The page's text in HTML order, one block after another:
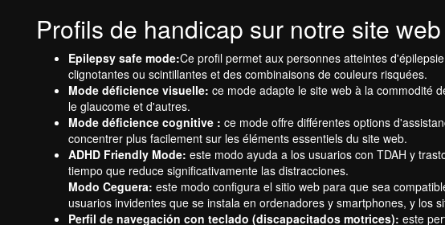
Profils de handicap sur notre site web
Epilepsy safe mode:Ce profil permet aux personnes atteintes
clignotantes ou scintillantes et des combinaisons de couleurs risquées.
Mode déficience visuelle: ce mode adapte le site web à la commodité
le glaucome et d'autres.
Mode déficience cognitive : ce mode offre différentes options
concentrer plus facilement sur les éléments essentiels du site web.
ADHD Friendly Mode: este modo ayuda a los usuarios con TDAH y
tiempo que reduce significativamente las distracciones.
Modo Ceguera: este modo configura el sitio web para que sea
usuarios invidentes que se instala en ordenadores y smartphones, y los
Perfil de navegación con teclado (discapacitados motrices): este